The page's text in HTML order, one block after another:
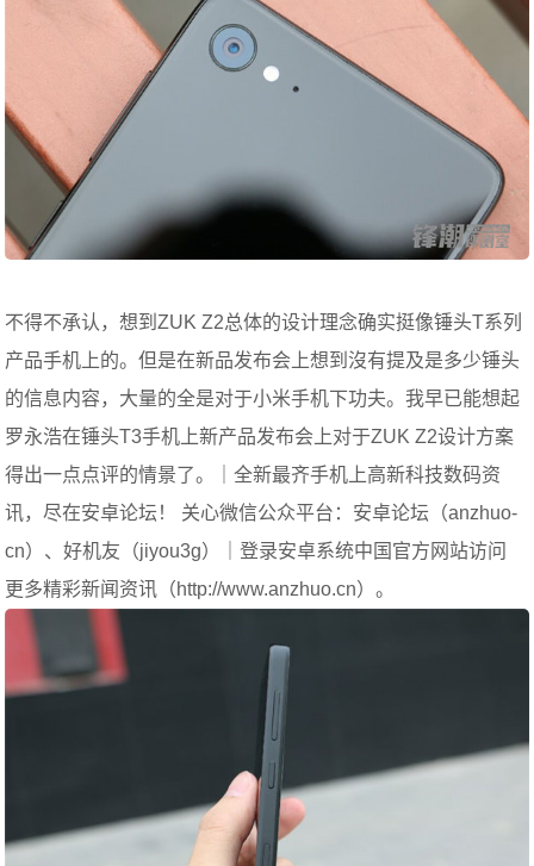
不得不承认，想到ZUK Z2总体的设计理念确实挺像锤头T系列
产品手机上的。但是在新品发布会上想到沒有提及是多少锤头
的信息内容，大量的全是对于小米手机下功夫。我早已能想起
罗永浩在锤头T3手机上新产品发布会上对于ZUK Z2设计方案
得出一点点评的情景了。｜全新最齐手机上高新科技数码资
讯，尽在安卓论坛！ 关心微信公众平台：安卓论坛（anzhuo-
cn）、好机友（jiyou3g）｜登录安卓系统中国官方网站访问
更多精彩新闻资讯（http://www.anzhuo.cn）。